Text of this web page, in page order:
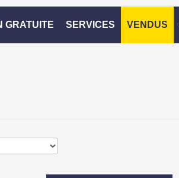
GRATUITE SERVICES VENDUS